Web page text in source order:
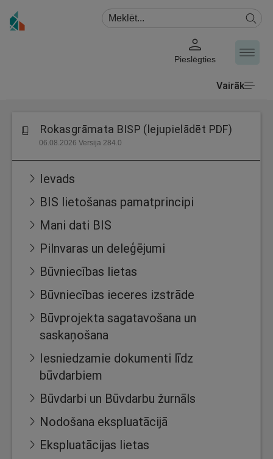
Pieslēgties
Vairāk
Rokasgrāmata BISP (lejupielādēt PDF)
06.08.2026 Versija 284.0
Ievads
BIS lietošanas pamatprincipi
Mani dati BIS
Pilnvaras un deleģējumi
Būvniecības lietas
Būvniecības ieceres izstrāde
Būvprojekta sagatavošana un
saskaņošana
Iesniedzamie dokumenti līdz
būvdarbiem
Būvdarbi un Būvdarbu žurnāls
Nodošana ekspluatācijā
Ekspluatācijas lietas